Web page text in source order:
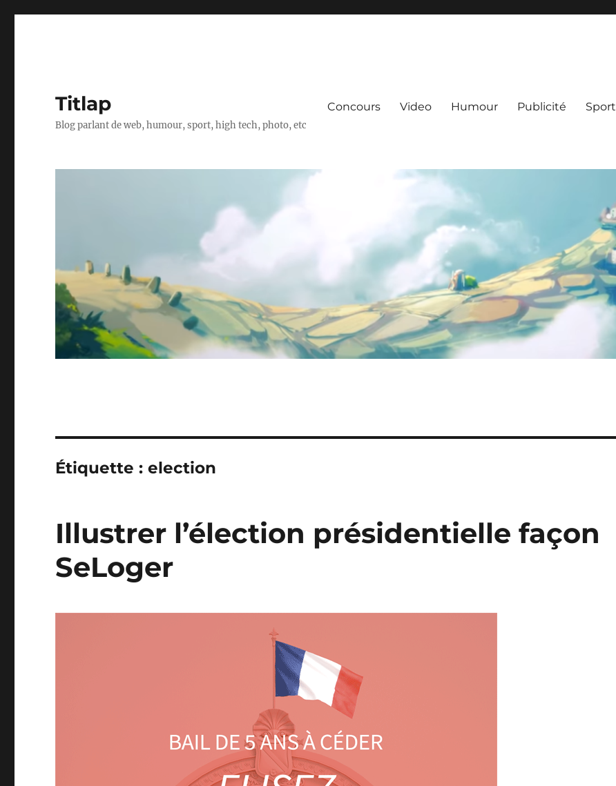
Titlap
Blog parlant de web, humour, sport, high tech, photo, etc
Concours Video Humour Publicité Sport
Étiquette :election
Illustrer l’élection présidentielle façon
SeLoger